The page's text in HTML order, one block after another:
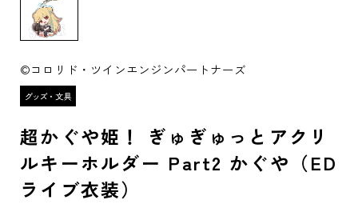
©コロリド・ツインエンジンパートナーズ
超かぐや姫！ ぎゅぎゅっとアクリ
ルキーホルダー Part2 かぐや（ED
ライブ衣装）